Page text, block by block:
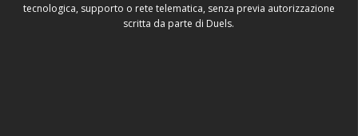
tecnologica, supporto o rete telematica, senza previa autorizzazione
scritta da parte di Duels.